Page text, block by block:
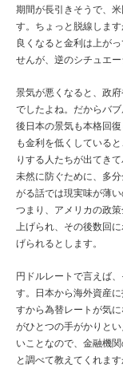
期間が長引きそうで、
す。ちょっと脱線しま
良くなると金利は上が
せんが、逆のシチュエ
景気が悪くなると、政
でしたよね。だからバ
後日本の景気も本格回
も金利を低くしている
りする人たちが出てき
未然に防ぐために、多
がる話では現実味が薄
つまり、アメリカの政
上げられ、その後数回
げられるとします。
円ドルレートで言えば
す。日本から海外資産
すから為替レートが気
がひとつの手がかりと
いことなので、金融機
と調べて教えてくれます